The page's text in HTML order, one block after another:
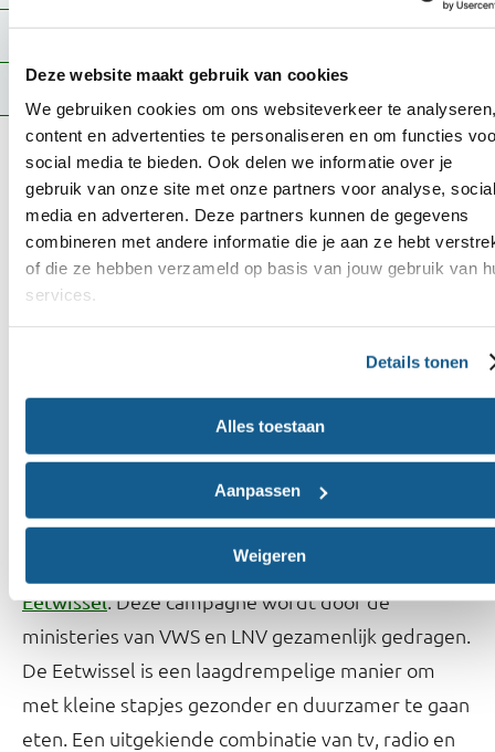
Deze website maakt gebruik van cookies
We gebruiken cookies om ons websiteverkeer te
content en advertenties te personaliseren en om functies
social media te bieden. Ook delen we informatie over je
gebruik van onze site met onze partners voor analyse, social
media en adverteren. Deze partners kunnen de gegevens
combineren met andere informatie die je aan ze hebt
of die ze hebben verzameld op basis van jouw gebruik van
services.
Details tonen
Alles toestaan
Aanpassen
Weigeren
Internationaal
Preventieakkoord
Vooruitblik
In onze strategie blijven we 2 sporen volgen. Ten
eerste willen we dat individuen gemotiveerd zijn
om goed te eten en beschikken over de kennis en
vaardigheden om gezonde, veilige en duurzame
Daarnaast werken we toe naar een omgeving die
zo is ingericht dat deze keuzes vanzelfsprekend en
bereikbaar zijn. Samen met anderen willen we
Begin 2019 startte de grootschalige campagne de
Eetwissel. Deze campagne wordt door de
ministeries van VWS en LNV gezamenlijk gedragen.
De Eetwissel is een laagdrempelige manier om
met kleine stapjes gezonder en duurzamer te gaan
eten. Een uitgekiende combinatie van tv, radio en